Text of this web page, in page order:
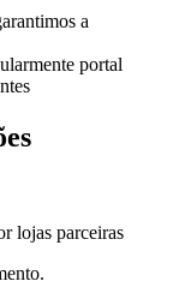
a
portal
lojas parceiras